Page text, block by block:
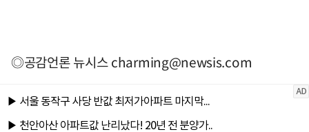
◎공감언론 뉴시스charming@newsis.com